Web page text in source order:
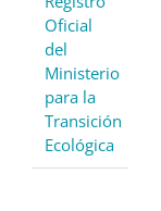
Oficial
del
Ministerio
para la
Transición
Ecológica